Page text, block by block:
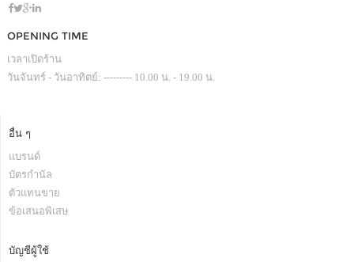
OPENING TIME
เวลาเปิดร้าน
วันจันทร์ - วันอาทิตย์: --------- 10.00 น. - 19.00 น.
อื่น ๆ
แบรนด์
บัตรกำนัล
ตัวแทนขาย
ข้อเสนอพิเสษ
บัญชีผู้ใช้